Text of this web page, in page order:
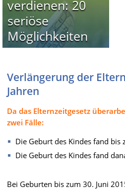
verdienen: 20
seriöse
Möglichkeiten
Verlängerung der
Jahren
Da das Elternzeitgesetz
zwei Fälle:
Die Geburt des Kindes fand bis
Die Geburt des Kindes fand
Bei Geburten bis zum 30. Juni